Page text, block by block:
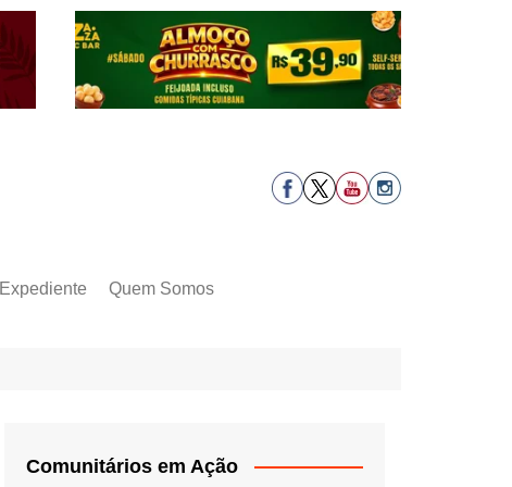
Expediente Quem Somos
Comunitários em Ação